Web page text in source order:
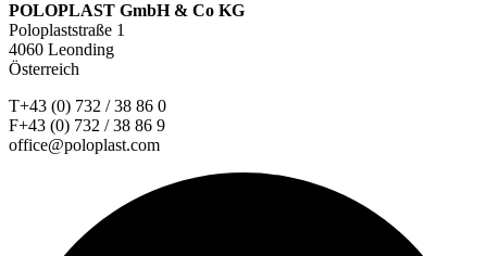
POLOPLAST GmbH & Co KG
Poloplaststraße 1
4060 Leonding
Österreich
T+43 (0) 732 / 38 86 0
F+43 (0) 732 / 38 86 9
office@poloplast.com